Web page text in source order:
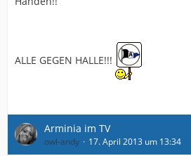
ALLE GEGEN HALLE!!!
Arminia im TV
owl-andy 17. April 2013 um 13:34